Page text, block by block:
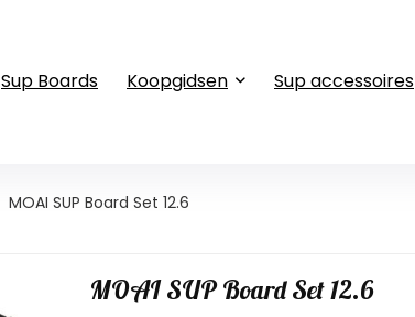
Sup Boards Koopgidsen Sup accessoires
MOAI SUP Board Set 12.6
MOAI SUP Board Set 12.6